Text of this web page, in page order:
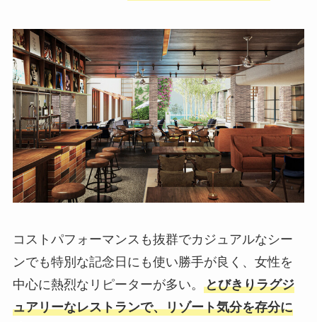
コストパフォーマンスも抜群でカジュアルなシー
ンでも特別な記念日にも使い勝手が良く、女性を
中心に熱烈なリピーターが多い。 とびきりラグジ
ュアリーなレストランで、リゾート気分を存分に